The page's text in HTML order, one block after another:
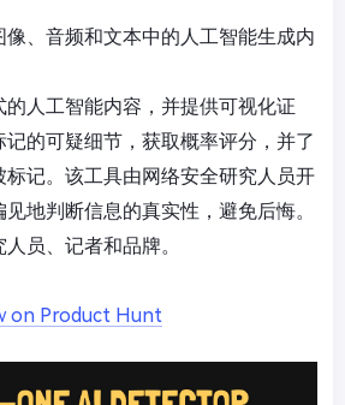
像、音频和文本中的人工智能生成内
的人工智能内容，并提供可视化证
的可疑细节，获取概率评分，并了
记。该工具由网络安全研究人员开
地判断信息的真实性，避免后悔。
员、记者和品牌。
on Product Hunt